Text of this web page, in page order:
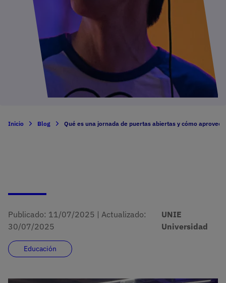
Inicio Blog Qué es una jornada de puertas abiertas y cómo
Publicado: 11/07/2025 | Actualizado:
30/07/2025
UNIE
Universidad
Educación